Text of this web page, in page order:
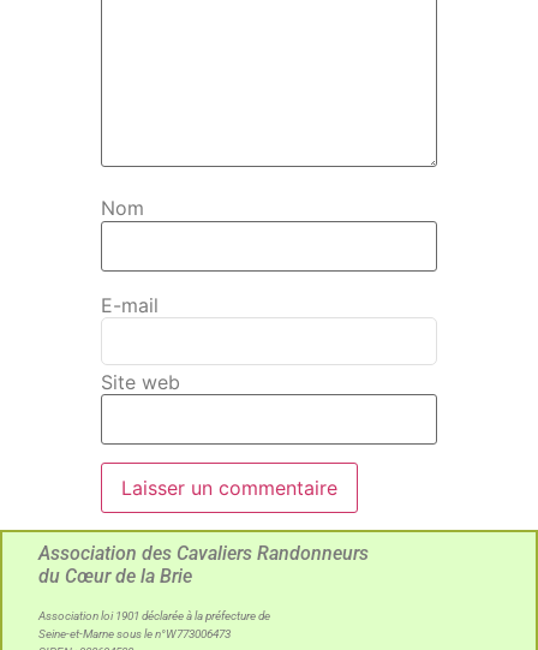
Nom
E-mail
Site web
Association des Cavaliers Randonneurs
du Cœur de la Brie
Association loi 1901 déclarée à la préfecture de
Seine-et-Marne sous le n°W773006473